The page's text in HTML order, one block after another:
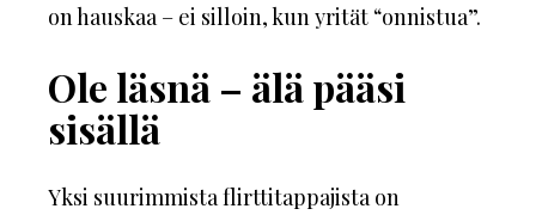
on hauskaa – ei silloin, kun yrität “onnistua”.
Ole läsnä – älä pääsi
sisällä
Yksi suurimmista flirttitappajista on